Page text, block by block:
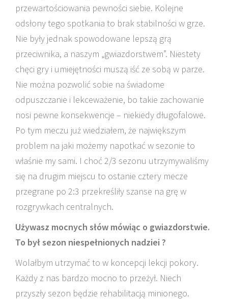
przewartościowania pewności siebie. Kolejne
odsłony tego spotkania to brak stabilności w grze.
Nie były jednak spowodowane lepszą grą
przeciwnika, a naszym „gwiazdorstwem”. Niestety
chęci gry i umiejętności muszą iść ze sobą w parze.
Nie można pozwolić sobie na świadome
odpuszczanie i lekceważenie, bo takie zachowanie
nosi pewne konsekwencje – niekiedy długofalowe.
Po tym meczu już wiedziałem, że największym
problem na jaki możemy napotkać w sezonie to
właśnie my sami. I choć 2/3 sezonu utrzymywaliśmy
się na drugim miejscu to ostanie cztery mecze
przegrane po 2:3 przekreśliły szanse na grę w
rozgrywkach centralnych.
Używasz mocnych słów mówiąc o gwiazdorstwie.
To był sezon niespełnionych nadziei ?
Wolałbym utrzymać to w koncepcji lekcji pokory.
Każdy z nas bardzo mocno to przeżył. Niech
przyszły sezon będzie rehabilitacją minionego.